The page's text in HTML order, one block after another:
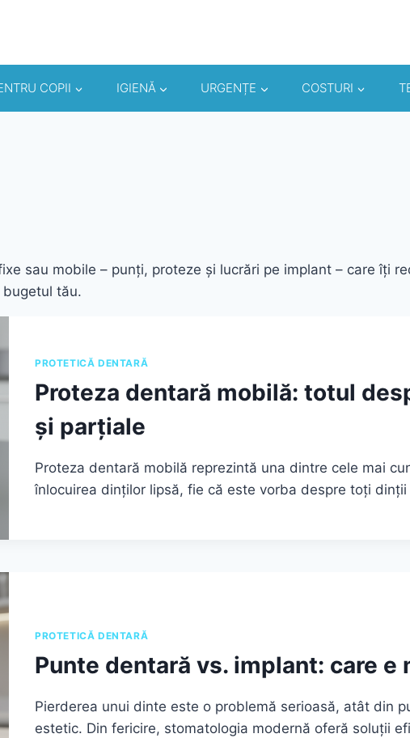
COPII IGIENĂ URGENȚE COSTURI
sau mobile – punți, proteze și lucrări pe implant – care îți
tău.
PROTETICĂ DENTARĂ
Proteza dentară mobilă: totul
și parțiale
Proteza dentară mobilă reprezintă una dintre cele mai
înlocuirea dinților lipsă, fie că este vorba despre toți
PROTETICĂ DENTARĂ
Punte dentară vs. implant: care e
Pierderea unui dinte este o problemă serioasă, atât din
estetic. Din fericire, stomatologia modernă oferă soluții